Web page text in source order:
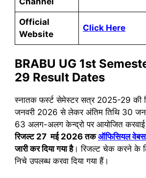
Official
Website
Click Here
BRABU UG 1st
29 Result Dates
स्नातक फर्स्ट सेमेस्टर सत्र 2025-29 की
जनवरी 2026 से लेकर अंतिम तिथि 30
63 अलग-अलग केन्द्रो पर आयोजित करवाई
रिजल्ट 27 मई 2026 तकऑफिसियल
जारी कर दिया गया है। रिजल्ट चेक करने के
निचे उपलब्ध करवा दिया गया हैं।